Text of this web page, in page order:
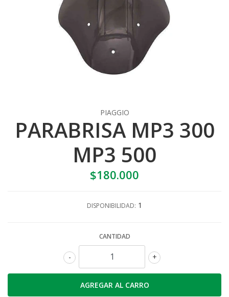
PIAGGIO
PARABRISA MP3 300
MP3 500
$180.000
DISPONIBILIDAD: 1
CANTIDAD
+
-